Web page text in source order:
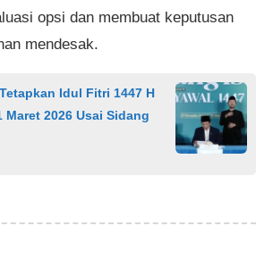
opsi dan membuat keputusan
mendesak.
Idul Fitri 1447 H
2026 Usai Sidang